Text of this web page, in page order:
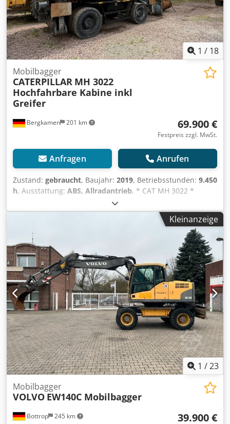
1 / 18
Bergkamen 201 km
Mobilbagger
CATERPILLAR MH 3022
Hochfahrbare Kabine inkl
Greifer
69.900 €
Festpreis zzgl. MwSt.
Anfragen Anrufen
Zustand: gebraucht, Baujahr: 2019, Betriebsstunden: 9.450
h, Ausstattung: ABS, Allradantrieb, * CAT MH 3022 *
Baujahr : 2019 Crsdowz Ui Aopfx Acmsf * Betriebsstudnen
: 9.510 h * 4 x Stützen * Hochfahrbare Kabine * Klima *
Polypgreifer * Die Maschinne läuft sehr gut
Kleinanzeige
1 /23
Bottrop 245 km
Mobilbagger
VOLVO EW140C Mobilbagger
39.900 €